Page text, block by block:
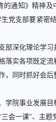
的通知》精神及
党支部要紧密
部深化理论学习
实各项既定流
，同时抓好会后
学院事业发展目
会一课”、主题